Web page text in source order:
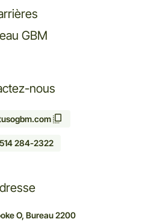
GBM
nous
284-2322
O, Bureau 2200